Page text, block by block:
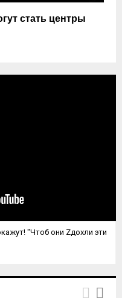
стать центры
"Чтоб они Zдохли эти